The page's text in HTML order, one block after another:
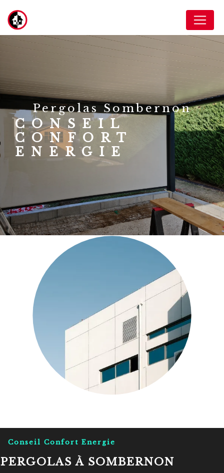
pergolas Sombernon
CONSEIL
CONFORT
ENERGIE
Conseil Confort Energie
PERGOLAS À SOMBERNON